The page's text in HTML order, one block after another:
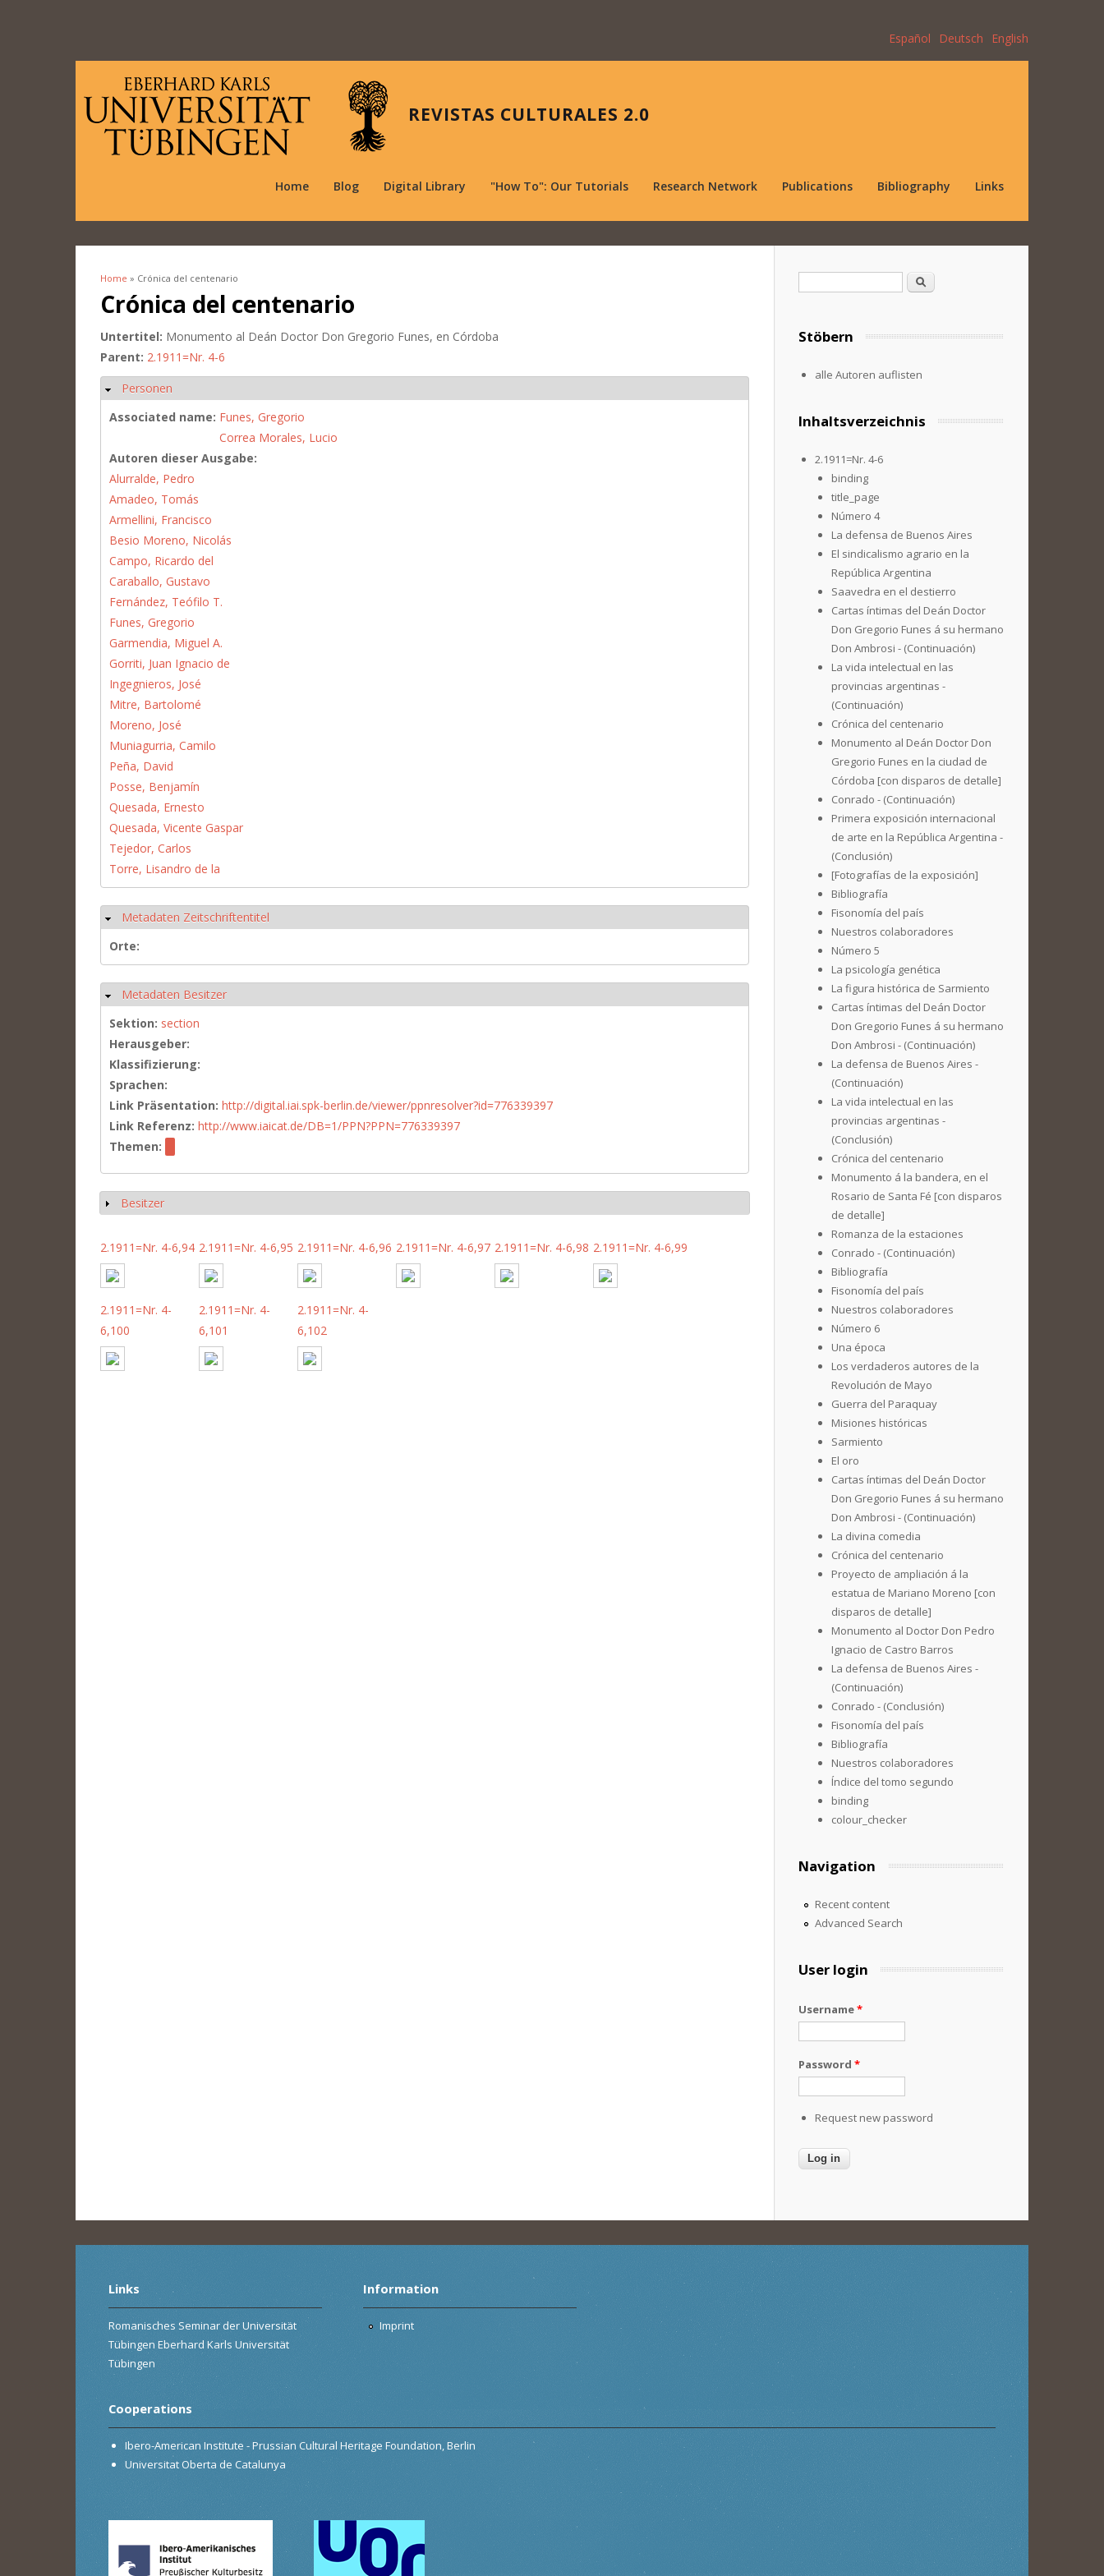
Español Deutsch English
REVISTAS CULTURALES 2.0
Home Blog Digital Library "How To": Our Tutorials Research Network Publications Bibliography Links
You are here
Home » Crónica del centenario
Crónica del centenario
Untertitel: Monumento al Deán Doctor Don Gregorio Funes, en Córdoba
Parent: 2.1911=Nr. 4-6
Hide
Personen
Associated name: Funes, Gregorio
Correa Morales, Lucio
Autoren dieser Ausgabe:
Alurralde, Pedro
Amadeo, Tomás
Armellini, Francisco
Besio Moreno, Nicolás
Campo, Ricardo del
Caraballo, Gustavo
Fernández, Teófilo T.
Funes, Gregorio
Garmendia, Miguel A.
Gorriti, Juan Ignacio de
Ingegnieros, José
Mitre, Bartolomé
Moreno, José
Muniagurria, Camilo
Peña, David
Posse, Benjamín
Quesada, Ernesto
Quesada, Vicente Gaspar
Tejedor, Carlos
Torre, Lisandro de la
Hide
Metadaten Zeitschriftentitel
Orte:
Hide
Metadaten Besitzer
Sektion: section
Herausgeber:
Klassifizierung:
Sprachen:
Link Präsentation: http://digital.iai.spk-berlin.de/viewer/ppnresolver?id=776339397
Link Referenz: http://www.iaicat.de/DB=1/PPN?PPN=776339397
Themen:
Show
Besitzer
2.1911=Nr. 4-6,94 2.1911=Nr. 4-6,95 2.1911=Nr. 4-6,96 2.1911=Nr. 4-6,97 2.1911=Nr. 4-6,98 2.1911=Nr. 4-6,99
2.1911=Nr. 4-
6,100
2.1911=Nr. 4-
6,101
2.1911=Nr. 4-
6,102
Search
Stöbern
alle Autoren auflisten
Inhaltsverzeichnis
2.1911=Nr. 4-6
binding
title_page
Número 4
La defensa de Buenos Aires
El sindicalismo agrario en la
República Argentina
Saavedra en el destierro
Cartas íntimas del Deán Doctor
Don Gregorio Funes á su hermano
Don Ambrosi - (Continuación)
La vida intelectual en las
provincias argentinas -
(Continuación)
Crónica del centenario
Monumento al Deán Doctor Don
Gregorio Funes en la ciudad de
Córdoba [con disparos de detalle]
Conrado - (Continuación)
Primera exposición internacional
de arte en la República Argentina -
(Conclusión)
[Fotografías de la exposición]
Bibliografía
Fisonomía del país
Nuestros colaboradores
Número 5
La psicología genética
La figura histórica de Sarmiento
Cartas íntimas del Deán Doctor
Don Gregorio Funes á su hermano
Don Ambrosi - (Continuación)
La defensa de Buenos Aires -
(Continuación)
La vida intelectual en las
provincias argentinas -
(Conclusión)
Crónica del centenario
Monumento á la bandera, en el
Rosario de Santa Fé [con disparos
de detalle]
Romanza de la estaciones
Conrado - (Continuación)
Bibliografía
Fisonomía del país
Nuestros colaboradores
Número 6
Una época
Los verdaderos autores de la
Revolución de Mayo
Guerra del Paraquay
Misiones históricas
Sarmiento
El oro
Cartas íntimas del Deán Doctor
Don Gregorio Funes á su hermano
Don Ambrosi - (Continuación)
La divina comedia
Crónica del centenario
Proyecto de ampliación á la
estatua de Mariano Moreno [con
disparos de detalle]
Monumento al Doctor Don Pedro
Ignacio de Castro Barros
La defensa de Buenos Aires -
(Continuación)
Conrado - (Conclusión)
Fisonomía del país
Bibliografía
Nuestros colaboradores
Índice del tomo segundo
binding
colour_checker
Navigation
Recent content
Advanced Search
User login
Username*
Password *
Request new password
Links
Romanisches Seminar der Universität
Tübingen Eberhard Karls Universität
Tübingen
Information
Imprint
Cooperations
Ibero-American Institute - Prussian Cultural Heritage Foundation, Berlin
Universitat Oberta de Catalunya